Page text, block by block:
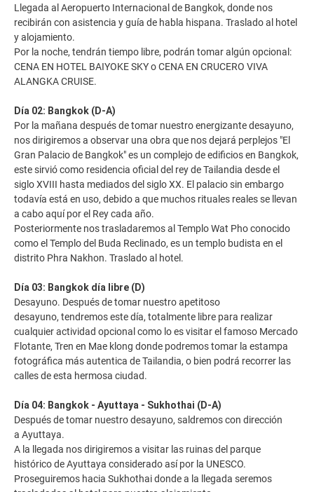
Llegada al Aeropuerto Internacional de Bangkok, donde nos
recibirán con asistencia y guía de habla hispana. Traslado al hotel
y alojamiento.
Por la noche, tendrán tiempo libre, podrán tomar algún opcional:
CENA EN HOTEL BAIYOKE SKY o CENA EN CRUCERO VIVA
ALANGKA CRUISE.
Día 02: Bangkok (D-A)
Por la mañana después de tomar nuestro energizante desayuno,
nos dirigiremos a observar una obra que nos dejará perplejos "El
Gran Palacio de Bangkok" es un complejo de edificios en Bangkok,
este sirvió como residencia oficial del rey de Tailandia desde el
siglo XVIII hasta mediados del siglo XX. El palacio sin embargo
todavía está en uso, debido a que muchos rituales reales se llevan
a cabo aquí por el Rey cada año.
Posteriormente nos trasladaremos al Templo Wat Pho conocido
como el Templo del Buda Reclinado, es un templo budista en el
distrito Phra Nakhon. Traslado al hotel.
Día 03: Bangkok día libre (D)
Desayuno. Después de tomar nuestro apetitoso
desayuno, tendremos este día, totalmente libre para realizar
cualquier actividad opcional como lo es visitar el famoso Mercado
Flotante, Tren en Mae klong donde podremos tomar la estampa
fotográfica más autentica de Tailandia, o bien podrá recorrer las
calles de esta hermosa ciudad.
Día 04: Bangkok - Ayuttaya - Sukhothai (D-A)
Después de tomar nuestro desayuno, saldremos con dirección
a Ayuttaya.
A la llegada nos dirigiremos a visitar las ruinas del parque
histórico de Ayuttaya considerado así por la UNESCO.
Proseguiremos hacia Sukhothai donde a la llegada seremos